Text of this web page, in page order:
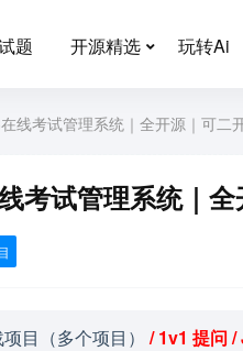
题 开源精选 玩转Ai
线考试管理系统｜全开源｜可二
考试管理系统｜
目（多个项目）
/ 1v1 提问